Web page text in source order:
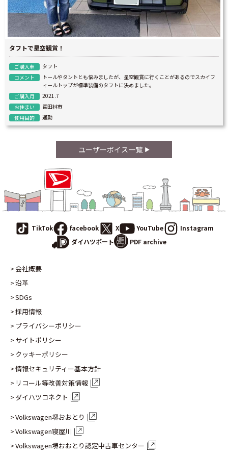
タフトで星空観賞！
ご購入車
タフト
コメント
トールやタントとも悩みましたが、星空観賞に行くことがあるのでスカイフ
ィールトップが標準装備のタフトに決めました。
ご購入月
2021.7
お住まい
富田林市
使用目的
通勤
ユーザーボイス一覧
TikTok facebook X YouTube
Instagram
ダイハツポート
PDF archive
会社概要
沿革
SDGs
採用情報
プライバシーポリシー
サイトポリシー
クッキーポリシー
情報セキュリティー基本方針
リコール等改善対策情報
ダイハツコネクト
Volkswagen堺おおとり
Volkswagen寝屋川
Volkswagen堺おおとり認定中古車センター